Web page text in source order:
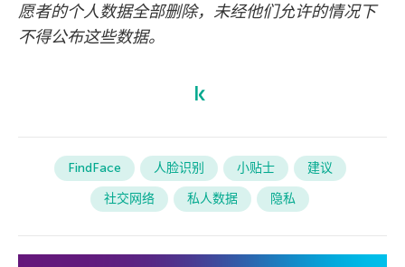
愿者的个人数据全部删除，未经他们允许的情况下
不得公布这些数据。
FindFace 人脸识别 小贴士
建议
社交网络
私人数据 隐私